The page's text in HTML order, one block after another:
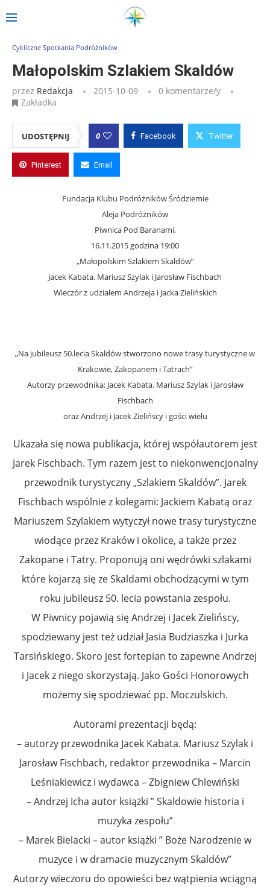
Strona główna Małopolskim Szlakiem Skaldów
Cykliczne Spotkania Podróżników
Małopolskim Szlakiem Skaldów
przez Redakcja 2015-10-09
0 komentarze/y
Zakładka
UDOSTĘPNIJ 0 Facebook Twitter
Pinterest Email
Fundacja Klubu Podróżników Śródziemie
Aleja Podróżników
Piwnica Pod Baranami,
16.11.2015 godzina 19:00
„Małopolskim Szlakiem Skaldów”
Jacek Kabata. Mariusz Szylak i Jarosław Fischbach
Wieczórz udziałem Andrzeja i Jacka Zielińskich
„Na jubileusz 50.lecia Skaldów stworzono nowe trasy turystyczne w
Krakowie, Zakopanem i Tatrach”
Autorzy przewodnika: Jacek Kabata. Mariusz Szylak i Jarosław
Fischbach
oraz Andrzej i Jacek Zielińscy i gości wielu
Ukazała się nowa publikacja, której współautorem jest
Jarek Fischbach. Tym razem jest to niekonwencjonalny
przewodnik turystyczny „Szlakiem Skaldów”. Jarek
Fischbach wspólnie z kolegami: Jackiem Kabatą oraz
Mariuszem Szylakiem wytyczył nowe trasy turystyczne
wiodące przez Kraków i okolice, a także przez
Zakopane i Tatry. Proponują oni wędrówki szlakami
które kojarzą się ze Skaldami obchodzącymi w tym
roku jubileusz 50. lecia powstania zespołu.
W Piwnicy pojawią się Andrzej i Jacek Zielińscy,
spodziewany jest też udział Jasia Budziaszka i Jurka
Tarsińskiego. Skoro jest fortepian to zapewne Andrzej
i Jacek z niego skorzystają. Jako Gości Honorowych
możemy się spodziewać pp. Moczulskich.
Autorami prezentacji będą:
– autorzy przewodnika Jacek Kabata. Mariusz Szylak i
Jarosław Fischbach, redaktor przewodnika – Marcin
Leśniakiewicz i wydawca – Zbigniew Chlewiński
– Andrzej Icha autor książki ” Skaldowie historia i
muzyka zespołu”
– Marek Bielacki – autor książki ” Boże Narodzenie w
muzyce i w dramacie muzycznym Skaldów”
Autorzy wieczoru do opowieści bez wątpienia wciągną